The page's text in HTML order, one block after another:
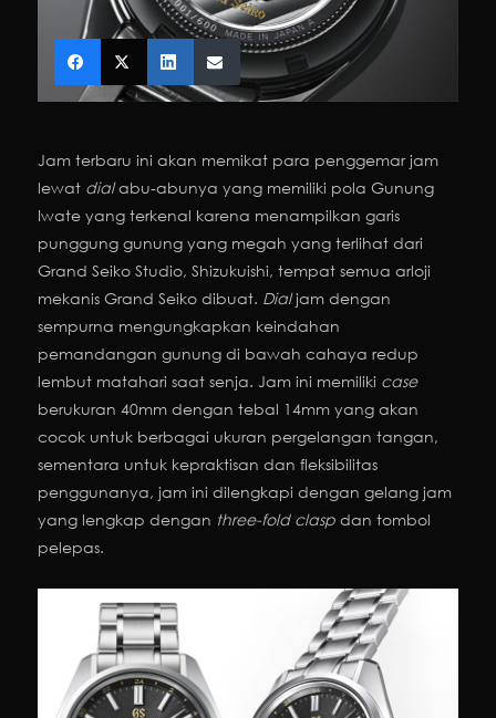
Jam terbaru ini akan memikat para penggemar jam
lewat dialabu-abunya yang memiliki pola Gunung
Iwate yang terkenal karena menampilkan garis
punggung gunung yang megah yang terlihat dari
Grand Seiko Studio, Shizukuishi, tempat semua arloji
mekanis Grand Seiko dibuat. Dialjam dengan
sempurna mengungkapkan keindahan
pemandangan gunung di bawah cahaya redup
lembut matahari saat senja. Jam ini memiliki case
berukuran 40mm dengan tebal 14mm yang akan
cocok untuk berbagai ukuran pergelangan tangan,
sementara untuk kepraktisan dan fleksibilitas
penggunanya, jam ini dilengkapi dengan gelang jam
yang lengkap dengan three-fold clasp dan tombol
pelepas.